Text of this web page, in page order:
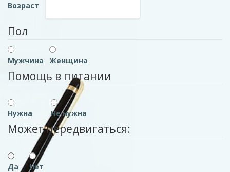
Возраст
Пол
Мужчина Женщина
Помощь в питании
Нужна Не нужна
Может передвигаться:
Да
Нет